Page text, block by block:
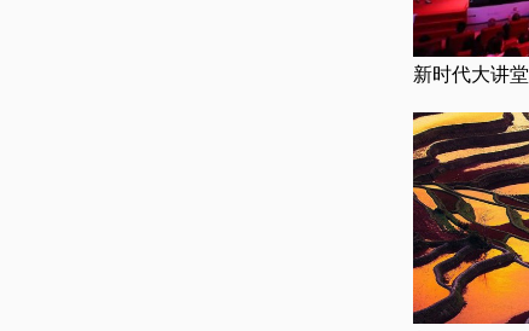
新时代大讲堂